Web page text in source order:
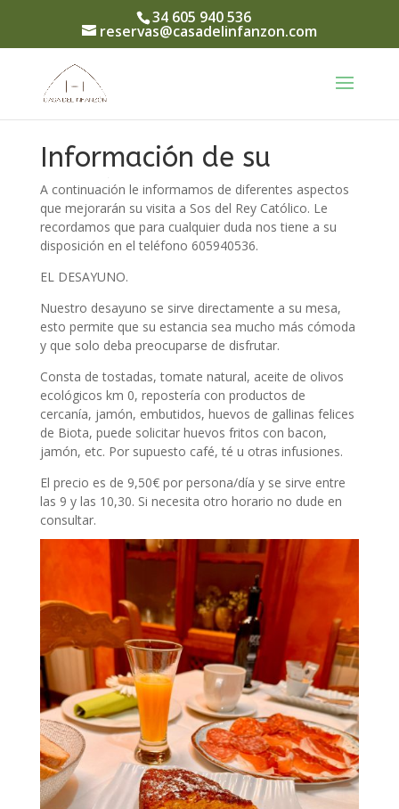
34 605 940 536
reservas@casadelinfanzon.com
Información de su
interés
A continuación le informamos de diferentes aspectos
que mejorarán su visita a Sos del Rey Católico. Le
recordamos que para cualquier duda nos tiene a su
disposición en el teléfono 605940536.
EL DESAYUNO.
Nuestro desayuno se sirve directamente a su mesa,
esto permite que su estancia sea mucho más cómoda
y que solo deba preocuparse de disfrutar.
Consta de tostadas, tomate natural, aceite de olivos
ecológicos km 0, repostería con productos de
cercanía, jamón, embutidos, huevos de gallinas felices
de Biota, puede solicitar huevos fritos con bacon,
jamón, etc. Por supuesto café, té u otras infusiones.
El precio es de 9,50€ por persona/día y se sirve entre
las 9 y las 10,30. Si necesita otro horario no dude en
consultar.